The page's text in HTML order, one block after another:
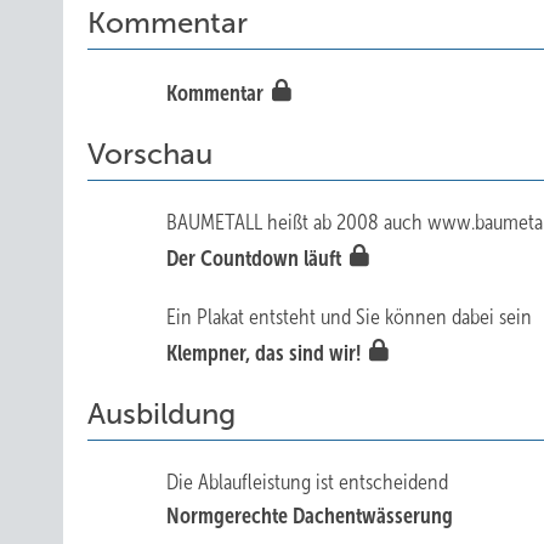
Kommentar
Kommentar
Vorschau
BAUMETALL heißt ab 2008 auch
Der Countdown läuft
Ein Plakat entsteht und Sie können dabei sein
Klempner, das sind wir!
Ausbildung
Die Ablaufleistung ist entscheidend
Normgerechte Dachentwässerung